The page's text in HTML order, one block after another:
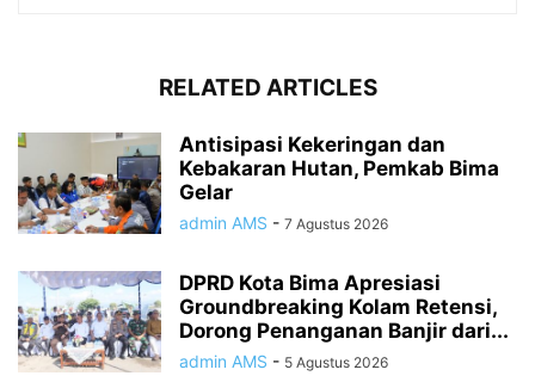
RELATED ARTICLES
Antisipasi Kekeringan dan
Kebakaran Hutan, Pemkab Bima
Gelar
admin AMS - 7 Agustus 2026
DPRD Kota Bima Apresiasi
Groundbreaking Kolam Retensi,
Dorong Penanganan Banjir dari...
admin AMS - 5 Agustus 2026